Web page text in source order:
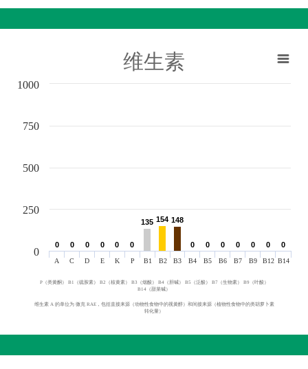
维生素
0
0 0
0 0
0 0
0 0
0 0
0
135
135 154
154 148
148
0
0 0
0 0
0 0
0 0
0 0
0 0
0
A C D E K P B1 B2 B3 B4 B5 B6 B7 B9 B12 B14
0
250
500
750
1000
P（类黄酮） B1（硫胺素） B2（核黄素） B3（烟酸） B4（胆碱） B5（泛酸） B7（生物素） B9（叶酸）
B14（甜菜碱）
维生素 A 的单位为 微克 RAE，包括直接来源（动物性食物中的视黄醇）和间接来源（植物性食物中的类胡萝卜素
转化量）